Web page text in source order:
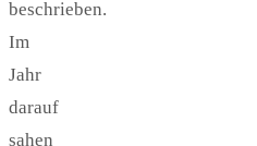
beschrieben.
Im
Jahr
darauf
sahen